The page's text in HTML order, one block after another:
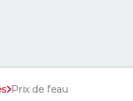
Prix de l'eau